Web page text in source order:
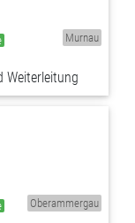
Murnau
Weiterleitung
Oberammergau